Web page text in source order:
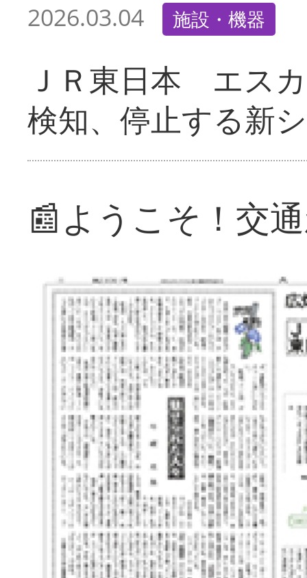
2026.03.04 施設・機器
ＪＲ東日本 エス
検知、停止する新
📰ようこそ！交